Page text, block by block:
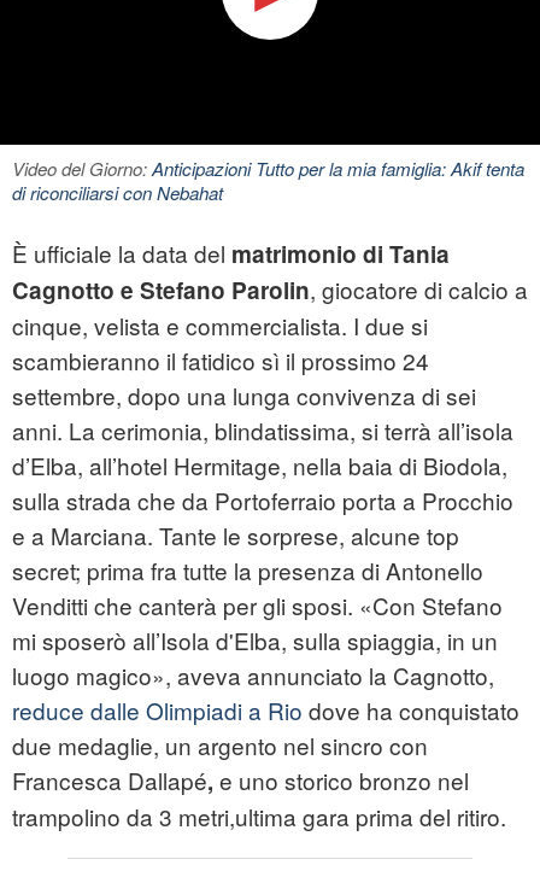
Video del Giorno:Anticipazioni Tutto per la mia famiglia: Akif tenta
di riconciliarsi con Nebahat
È ufficiale la data del matrimonio di Tania
Cagnotto e Stefano Parolin, giocatore di calcio a
cinque, velista e commercialista. I due si
scambieranno il fatidico sì il prossimo 24
settembre, dopo una lunga convivenza di sei
anni. La cerimonia, blindatissima, si terrà all’isola
d’Elba, all’hotel Hermitage, nella baia di Biodola,
sulla strada che da Portoferraio porta a Procchio
e a Marciana. Tante le sorprese, alcune top
secret; prima fra tutte la presenza di Antonello
Venditti che canterà per gli sposi. «Con Stefano
mi sposerò all’Isola d'Elba, sulla spiaggia, in un
luogo magico», aveva annunciato la Cagnotto,
reduce dalle Olimpiadi a Rio dove ha conquistato
due medaglie, un argento nel sincro con
Francesca Dallapé, e uno storico bronzo nel
trampolino da 3 metri,ultima gara prima del ritiro.